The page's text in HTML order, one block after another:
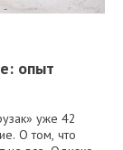
опыт
уже 42
О том, что